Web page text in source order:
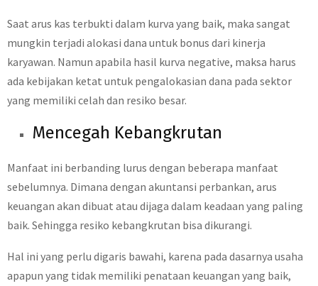
Saat arus kas terbukti dalam kurva yang baik, maka sangat
mungkin terjadi alokasi dana untuk bonus dari kinerja
karyawan. Namun apabila hasil kurva negative, maksa harus
ada kebijakan ketat untuk pengalokasian dana pada sektor
yang memiliki celah dan resiko besar.
Mencegah Kebangkrutan
Manfaat ini berbanding lurus dengan beberapa manfaat
sebelumnya. Dimana dengan akuntansi perbankan, arus
keuangan akan dibuat atau dijaga dalam keadaan yang paling
baik. Sehingga resiko kebangkrutan bisa dikurangi.
Hal ini yang perlu digaris bawahi, karena pada dasarnya usaha
apapun yang tidak memiliki penataan keuangan yang baik,